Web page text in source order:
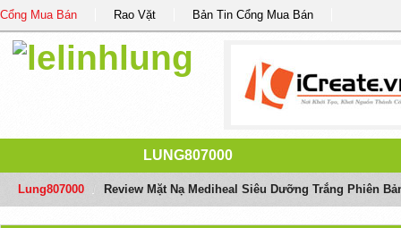
Cổng Mua Bán Rao Vặt Bản Tin Cổng Mua Bán
LUNG807000
Lung807000 Review Mặt Nạ Mediheal Siêu Dưỡng Trắng Phiên